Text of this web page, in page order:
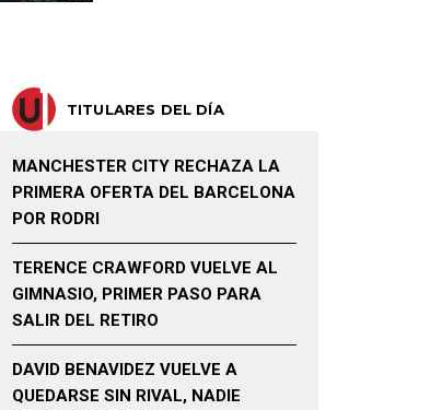
TITULARES DEL DÍA
MANCHESTER CITY RECHAZA LA
PRIMERA OFERTA DEL BARCELONA
POR RODRI
TERENCE CRAWFORD VUELVE AL
GIMNASIO, PRIMER PASO PARA
SALIR DEL RETIRO
DAVID BENAVIDEZ VUELVE A
QUEDARSE SIN RIVAL, NADIE